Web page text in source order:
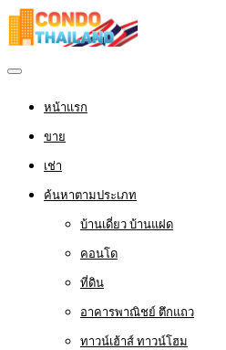
หน้าแรก
ขาย
เช่า
ค้นหาตามประเภท
บ้านเดี่ยว บ้านแฝด
คอนโด
ที่ดิน
อาคารพาณิชย์ ตึกแถว
ทาวน์เฮ้าส์ ทาวน์โฮม